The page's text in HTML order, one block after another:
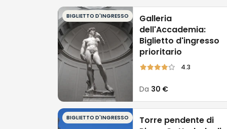
BIGLIETTO D'INGRESSO
Galleria
dell'Accademia:
Biglietto d'ingresso
prioritario
4.3
Da 30 €
BIGLIETTO D'INGRESSO
Torre pendente di